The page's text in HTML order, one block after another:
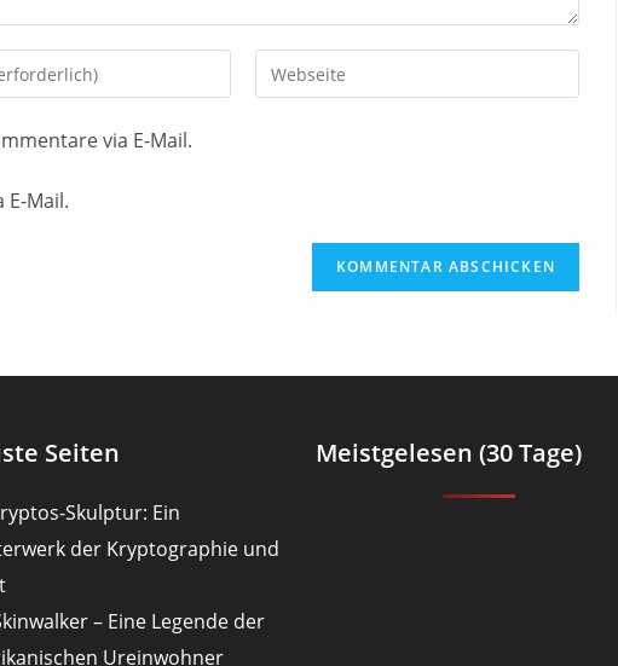
Gib
deine
via E-Mail.
Mail.
Seiten
Skulptur: Ein
der Kryptographie und
– Eine Legende der
Ureinwohner
Meistgelesen (30 Tage)